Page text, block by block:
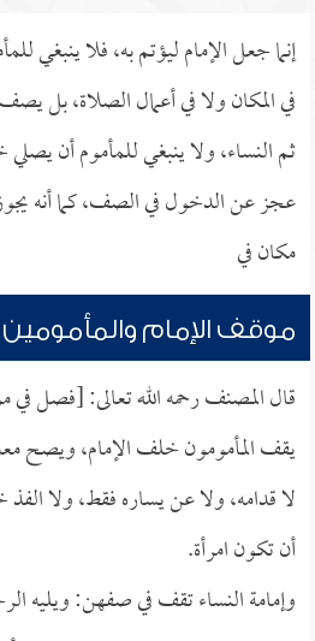
إنما جعل الإمام ليؤتم به، فلا ينبغي
في المكان ولا في أعمال الصلاة، بل
ثم النساء، ولا ينبغي للمأموم أن
عجز عن الدخول في الصف، كما أنه
مكان في
موقف الإمام والمأمومين
قال المصنف رحمه الله تعالى: [فصل في
يقف المأمومون خلف الإمام، ويصح
لا قدامه، ولا عن يساره فقط، ولا
أن تكون امرأة.
وإمامة النساء تقف في صفهن: ويليه